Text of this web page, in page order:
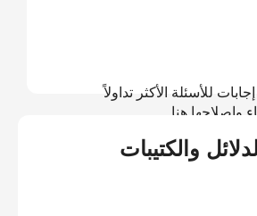
للأسئلة الأكثر تداولاً
هنا
الأسئلة المتداولة
والكتيبات